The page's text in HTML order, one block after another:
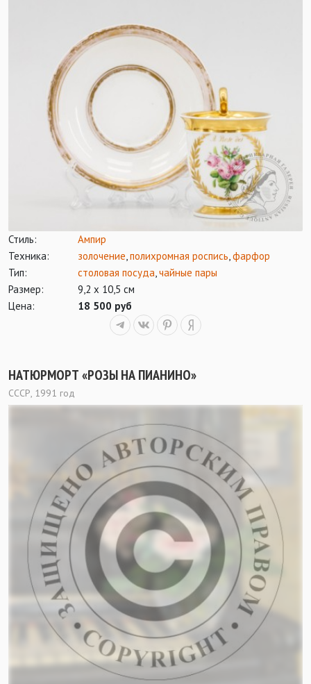
Стиль:
Ампир
Техника:
золочение,полихромная роспись,фарфор
Тип:
столовая посуда,чайные пары
Размер:
9,2 х 10,5 см
Цена:
18 500 руб
НАТЮРМОРТ «РОЗЫ НА ПИАНИНО»
СССР, 1991 год